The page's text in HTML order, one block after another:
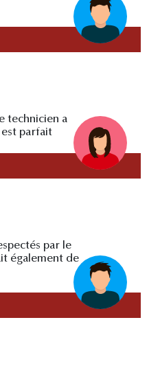
technicien a
parfait
par le
également de